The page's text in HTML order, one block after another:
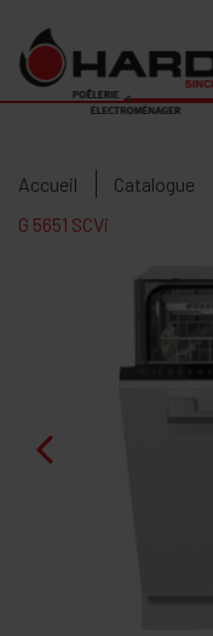
Accueil Catalogue
G 5651 SCVi